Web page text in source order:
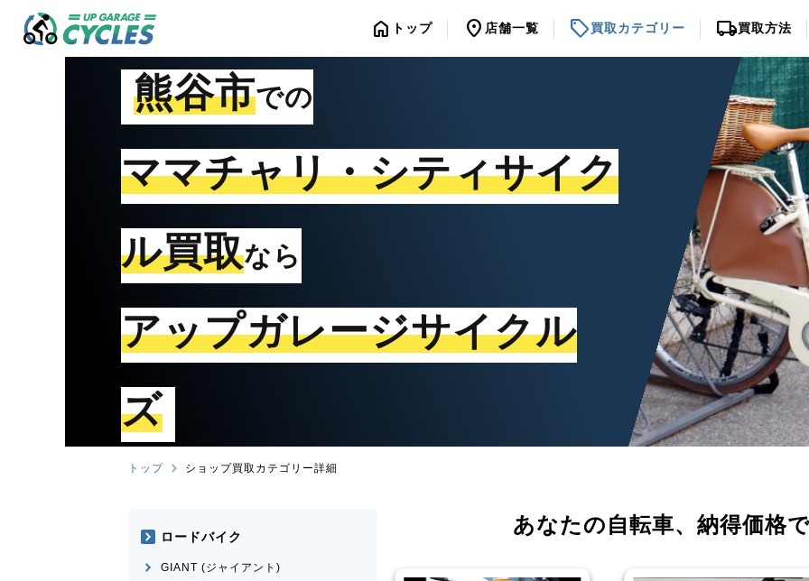
home トップ location_on 店舗一覧 sell買取カテゴリー local_shipping買取方法
熊谷市での
ママチャリ・シティサイク
ル買取なら
アップガレージサイクル
ズ
トップ ショップ買取カテゴリー詳細
あなたの自転車、 納得価格
ロードバイク
GIANT (ジャイアント)